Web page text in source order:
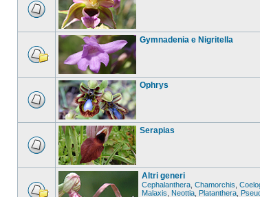
Gymnadenia e Nigritella
Ophrys
Serapias
Altri generi
Cephalanthera Chamorchis
Malaxis
Neottia Platanthera